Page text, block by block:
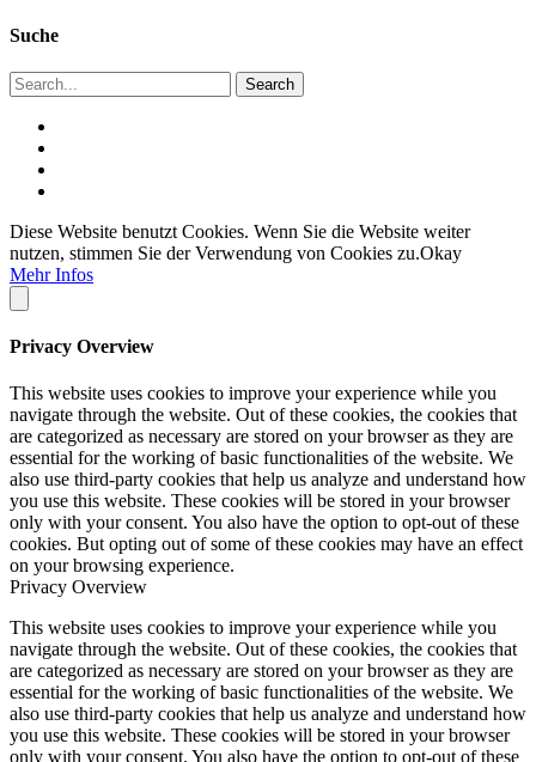
Suche
Diese Website benutzt Cookies. Wenn Sie die Website weiter
nutzen, stimmen Sie der Verwendung von Cookies zu.Okay
Mehr Infos
Privacy Overview
This website uses cookies to improve your experience while you
navigate through the website. Out of these cookies, the cookies that
are categorized as necessary are stored on your browser as they are
essential for the working of basic functionalities of the website. We
also use third-party cookies that help us analyze and understand how
you use this website. These cookies will be stored in your browser
only with your consent. You also have the option to opt-out of these
cookies. But opting out of some of these cookies may have an effect
on your browsing experience.
Privacy Overview
This website uses cookies to improve your experience while you
navigate through the website. Out of these cookies, the cookies that
are categorized as necessary are stored on your browser as they are
essential for the working of basic functionalities of the website. We
also use third-party cookies that help us analyze and understand how
you use this website. These cookies will be stored in your browser
only with your consent. You also have the option to opt-out of these